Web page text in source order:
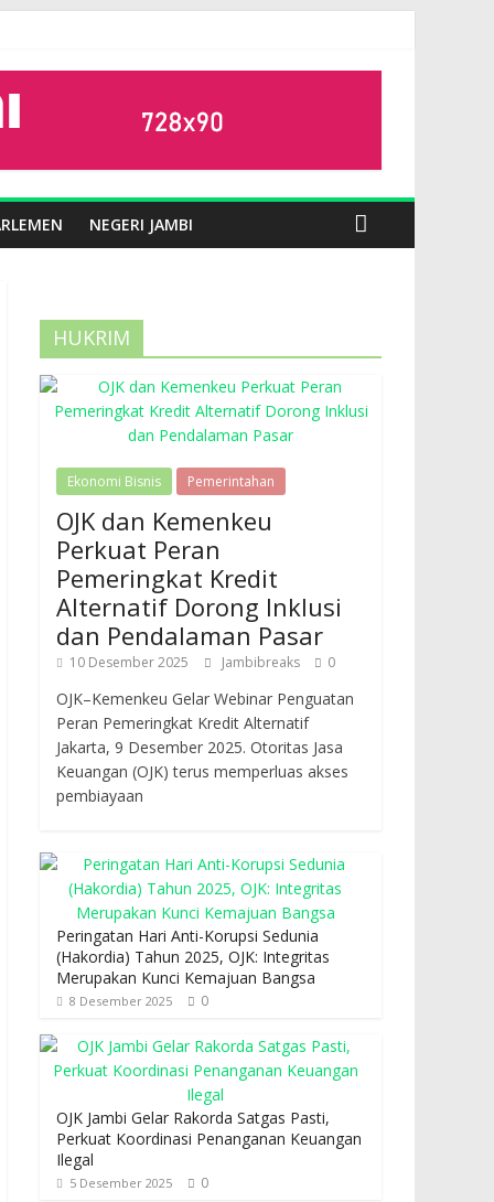
NEGERI JAMBI
HUKRIM
Ekonomi Bisnis Pemerintahan
OJK dan Kemenkeu
Perkuat Peran
Pemeringkat Kredit
Alternatif Dorong Inklusi
dan Pendalaman Pasar
10 Desember 2025 Jambibreaks 0
OJK–Kemenkeu Gelar Webinar Penguatan
Peran Pemeringkat Kredit Alternatif
Jakarta, 9 Desember 2025. Otoritas Jasa
Keuangan (OJK) terus memperluas akses
pembiayaan
Peringatan Hari Anti-Korupsi Sedunia
(Hakordia) Tahun 2025, OJK: Integritas
Merupakan Kunci Kemajuan Bangsa
8 Desember 2025 0
OJK Jambi Gelar Rakorda Satgas Pasti,
Perkuat Koordinasi Penanganan Keuangan
Ilegal
5 Desember 2025 0